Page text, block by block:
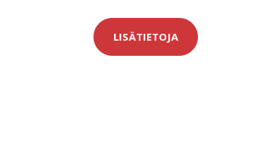
LISÄTIETOJA